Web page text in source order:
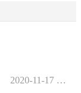
2020-11-17 00:15